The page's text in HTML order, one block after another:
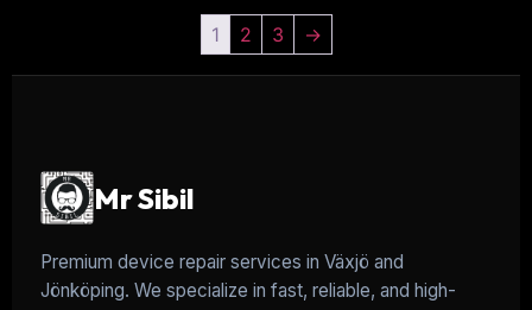
1 2 3 →
Mr Sibil
Premium device repair services in Växjö and
Jönköping. We specialize in fast, reliable, and high-